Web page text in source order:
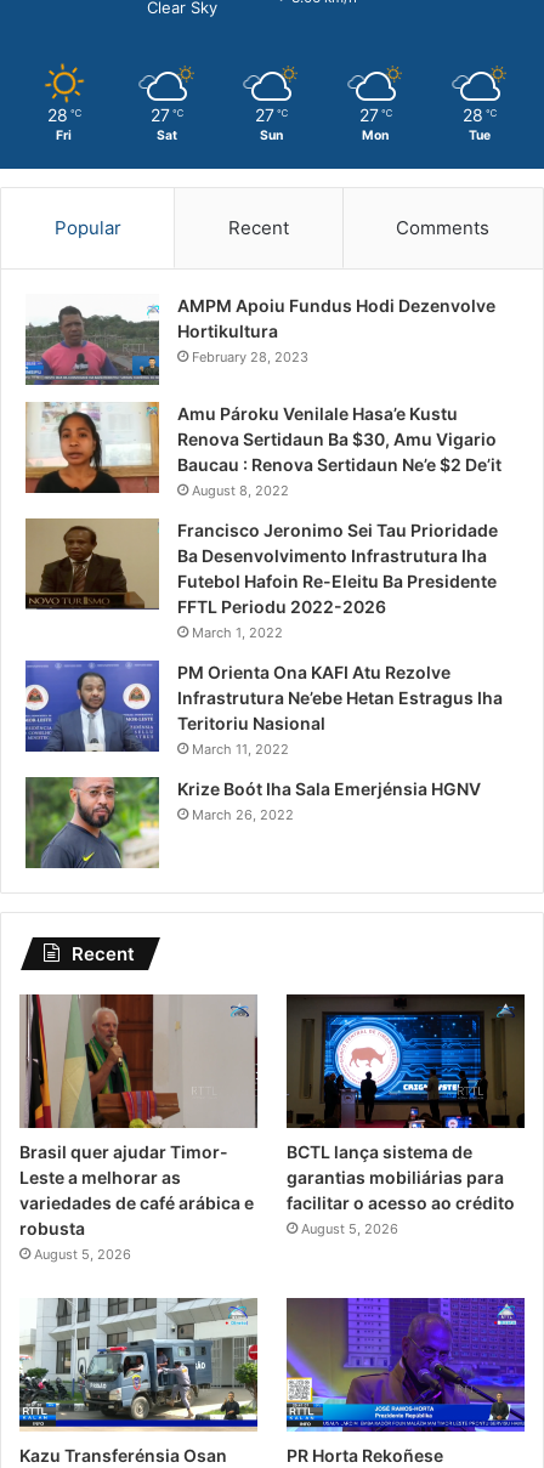
Clear Sky
28 ℃
Fri
27 ℃
Sat
27 ℃
Sun
27 ℃
Mon
28 ℃
Tue
Popular Recent Comments
AMPM Apoiu Fundus Hodi Dezenvolve
Hortikultura
February 28, 2023
Amu Pároku Venilale Hasa’e Kustu
Renova Sertidaun Ba $30, Amu Vigario
Baucau : Renova Sertidaun Ne’e $2 De’it
August 8, 2022
Francisco Jeronimo Sei Tau Prioridade
Ba Desenvolvimento Infrastrutura Iha
Futebol Hafoin Re-Eleitu Ba Presidente
FFTL Periodu 2022-2026
March 1, 2022
PM Orienta Ona KAFI Atu Rezolve
Infrastrutura Ne’ebe Hetan Estragus Iha
Teritoriu Nasional
March 11, 2022
Krize Boót Iha Sala Emerjénsia HGNV
March 26, 2022
Recent
Brasil quer ajudar Timor-
Leste a melhorar as
variedades de café arábica e
robusta
August 5, 2026
BCTL lança sistema de
garantias mobiliárias para
facilitar o acesso ao crédito
August 5, 2026
Kazu Transferénsia Osan
PR Horta Rekoñese